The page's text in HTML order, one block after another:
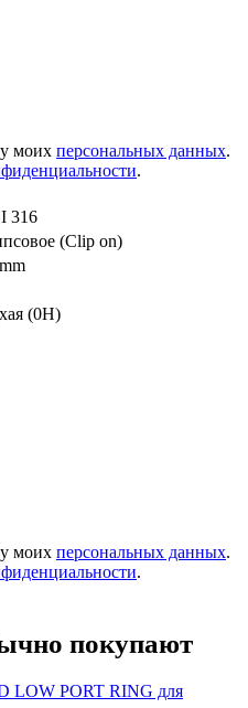
моих персональных данных.
.
316
(Clip on)
(0Н)
моих персональных данных.
.
покупают